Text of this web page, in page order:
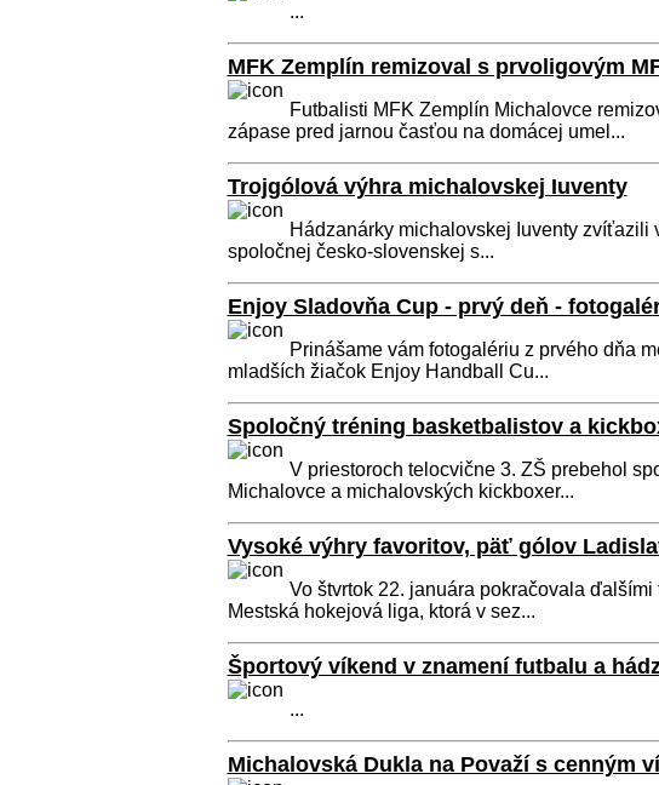
...
MFK Zemplín remizoval s prvoligovým
Futbalisti MFK Zemplín Michalovce
zápase pred jarnou časťou na domácej umel...
Trojgólová výhra michalovskej Iuventy
Hádzanárky michalovskej Iuventy zvíťazili
spoločnej česko-slovenskej s...
Enjoy Sladovňa Cup - prvý deň -
Prinášame vám fotogalériu z prvého dňa
mladších žiačok Enjoy Handball Cu...
Spoločný tréning basketbalistov a
V priestoroch telocvične 3. ZŠ prebehol
Michalovce a michalovských kickboxer...
Vysoké výhry favoritov, päť gólov
Vo štvrtok 22. januára pokračovala
Mestská hokejová liga, ktorá v sez...
Športový víkend v znamení futbalu a
...
Michalovská Dukla na Považí s cenným